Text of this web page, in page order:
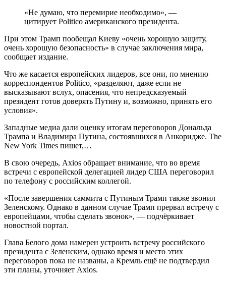
«Не думаю, что перемирие необходимо», —
цитирует Politico американского президента.
При этом Трамп пообещал Киеву «очень хорошую защиту,
очень хорошую безопасность» в случае заключения мира,
сообщает издание.
Что же касается европейских лидеров, все они, по мнению
корреспондентов Politico, «разделяют, даже если не
высказывают вслух, опасения, что непредсказуемый
президент готов доверять Путину и, возможно, принять его
условия».
Западные медиа дали оценку итогам переговоров Дональда
Трампа и Владимира Путина, состоявшихся в Анкоридже. The
New York Times пишет,…
В свою очередь, Axios обращает внимание, что во время
встречи с европейской делегацией лидер США переговорил
по телефону с российским коллегой.
«После завершения саммита с Путиным Трамп также звонил
Зеленскому. Однако в данном случае Трамп прервал встречу с
европейцами, чтобы сделать звонок», — подчёркивает
новостной портал.
Глава Белого дома намерен устроить встречу российского
президента с Зеленским, однако время и место этих
переговоров пока не названы, а Кремль ещё не подтвердил
эти планы, уточняет Axios.